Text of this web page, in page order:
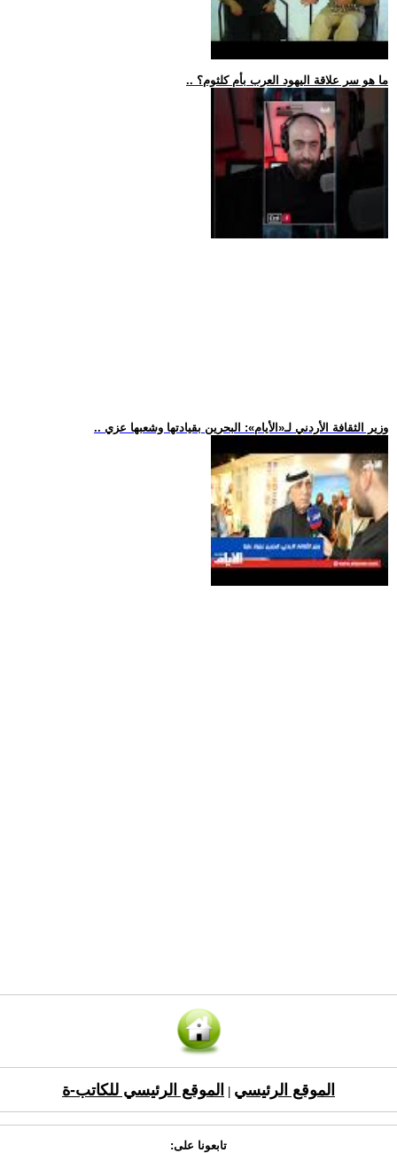
.. ما هو سر علاقة اليهود العرب بأم كلثوم؟
.. وزير الثقافة الأردني لـ«الأيام»: البحرين بقيادتها وشعبها عزي
الموقع الرئيسي الموقع الرئيسي للكاتب-ة
تابعونا على: